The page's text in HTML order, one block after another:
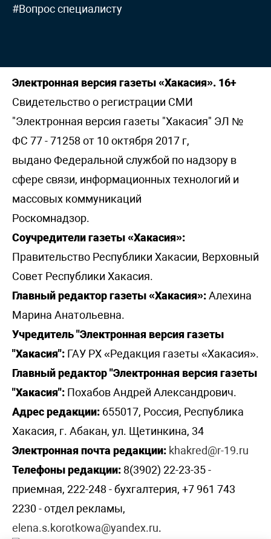
#Вопрос специалисту
Электронная версия газеты «Хакасия». 16+
Свидетельство о регистрации СМИ
"Электронная версия газеты "Хакасия" ЭЛ №
ФС 77 - 71258 от 10 октября 2017 г,
выдано Федеральной службой по надзору в
сфере связи, информационных технологий и
массовых коммуникаций
Роскомнадзор.
Соучредители газеты «Хакасия»:
Правительство Республики Хакасии, Верховный
Совет Республики Хакасия.
Главный редактор газеты «Хакасия»:Алехина
Марина Анатольевна.
Учредитель "Электронная версия газеты
"Хакасия": ГАУ РХ «Редакция газеты «Хакасия».
Главный редактор "Электронная версия газеты
"Хакасия": Похабов Андрей Александрович.
Адрес редакции: 655017, Россия, Республика
Хакасия, г. Абакан, ул. Щетинкина, 34
Электронная почта редакции: khakred@r-19.ru
Телефоны редакции: 8(3902) 22-23-35 -
приемная, 222-248 - бухгалтерия, +7 961 743
2230 - отдел рекламы,
elena.s.korotkowa@yandex.ru.